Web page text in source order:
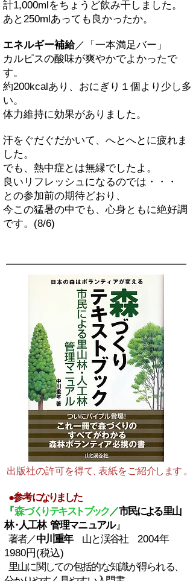
計1,000mlをちょうど飲み干しました。
あと250mlあっても良かったか。
エネルギー補給／「一本満足バー」
カルピスの酸味が爽やかでよかったで
す。
約200kcalあり、おにぎり１個より少し多
い。
体力維持に効果がありました。
汗をぐだぐだかいて、へとへとに疲れま
した。
でも、熱中症とは無縁でしたよ。
良いリフレッシュになるのでは・・・
との参加前の期待どおり、
今この猛暑の中でも、心身ともに絶好調
です。(8/6)
出版社の許可を得て 、表紙をご紹介します。
●参考になりました
『森づくりテキストブック／市民による里山
林・人工林 管理マニュアル』
著者／中川重年山と渓谷社 2004年
1980円(税込)
里山に関しての包括的な知識が得られる、